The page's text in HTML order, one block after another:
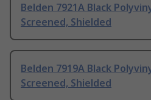
Belden 7921A Black
Screened, Shielded
Belden 7919A Black
Screened, Shielded